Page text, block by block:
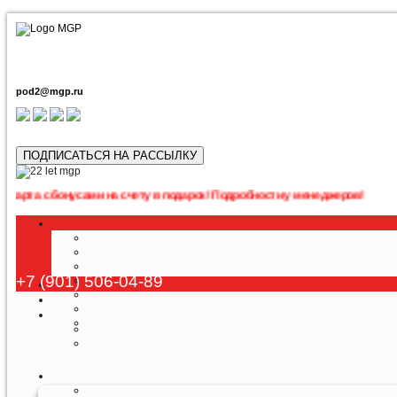
pod2@mgp.ru
ПОДПИСАТЬСЯ НА РАССЫЛКУ
на счету в подарок! Подробности у менеджеров!
+7 (901) 506-04-89